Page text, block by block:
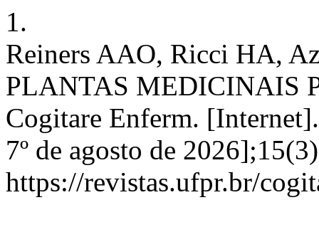
1.
Reiners AAO, Ricci HA,
PLANTAS MEDICINAIS
Cogitare Enferm.
7º de agosto de
https://revistas.ufpr.br/